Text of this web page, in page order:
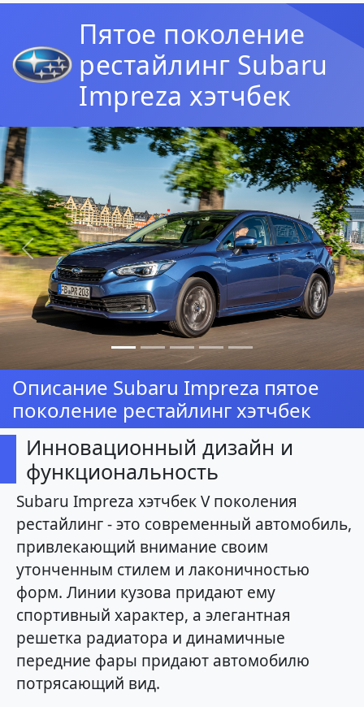
Пятое поколение
рестайлинг Subaru
Impreza хэтчбек
Предыдущая
Описание Subaru Impreza пятое
поколение рестайлинг хэтчбек
Инновационный дизайн и
функциональность
Subaru Impreza хэтчбек V поколения
рестайлинг - это современный автомобиль,
привлекающий внимание своим
утонченным стилем и лаконичностью
форм. Линии кузова придают ему
спортивный характер, а элегантная
решетка радиатора и динамичные
передние фары придают автомобилю
потрясающий вид.